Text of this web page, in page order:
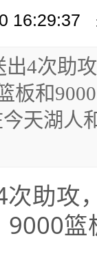
16:29:37
出4次助
板和
天湖人
助攻